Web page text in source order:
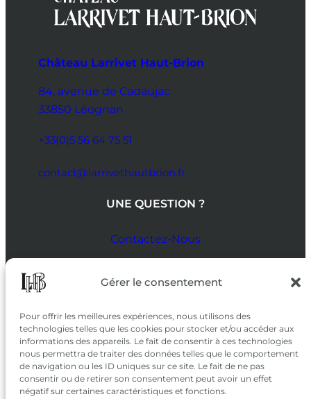
Gérer le consentement
Pour offrir les meilleures expériences, nous utilisons des
technologies telles que les cookies pour stocker et/ou accéder aux
informations des appareils. Le fait de consentir à ces technologies
nous permettra de traiter des données telles que le comportement
de navigation ou les ID uniques sur ce site. Le fait de ne pas
consentir ou de retirer son consentement peut avoir un effet
négatif sur certaines caractéristiques et fonctions.
Château Larrivet Haut-Brion
84, avenue de Cadaujac
33850 Léognan
+33(0)5 56 64 75 51
contact@larrivethautbrion.fr
UNE QUESTION ?
Contactez-Nous
SUIVEZ-NOUS
SUR LES RÉSEAUX